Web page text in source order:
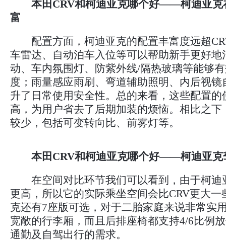
本田CRV和柯迪亚克哪个好——柯迪亚克
富
配置方面，柯迪亚克的配置丰富度远超
车雷达、自动泊车入位等可以帮助新手更好地
动、车内氛围灯、防紫外线/隔热玻璃等能够
度；雨量感应雨刷、弯道辅助照明、内后视
升了日常使用安全性。总的来看，这些配置的
高，为用户省去了后期加装的烦恼。相比之下
较少，包括可变转向比、前雾灯等。
本田CRV和柯迪亚克哪个好——柯迪亚克
在空间对比环节我们可以看到，由于柯迪
更高，所以它的实际乘坐空间会比CRV更大
克还有7座版可选，对于二胎家庭来说非常实
宽敞的行李厢，而且后排座椅都支持4/6比例
通勤及自驾出行的需求。